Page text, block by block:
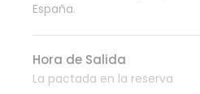
España.
Hora de Salida
La pactada en la reserva